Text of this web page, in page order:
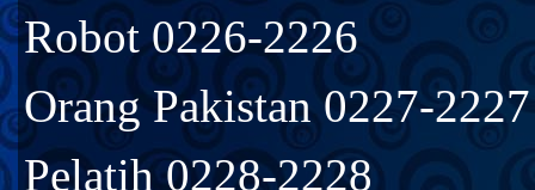
Robot 0226-2226
Orang Pakistan 0227-2227
Pelatih 0228-2228